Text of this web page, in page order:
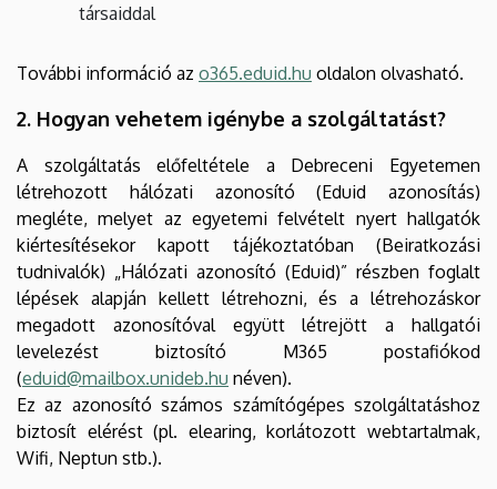
társaiddal
További információ az o365.eduid.hu oldalon olvasható.
2. Hogyan vehetem igénybe a szolgáltatást?
A szolgáltatás előfeltétele a Debreceni Egyetemen
létrehozott hálózati azonosító (Eduid azonosítás)
megléte, melyet az egyetemi felvételt nyert hallgatók
kiértesítésekor kapott tájékoztatóban (Beiratkozási
tudnivalók) „Hálózati azonosító (Eduid)” részben foglalt
lépések alapján kellett létrehozni, és a létrehozáskor
megadott azonosítóval együtt létrejött a hallgatói
levelezést biztosító M365 postafiókod
(eduid@mailbox.unideb.hu néven).
Ez az azonosító számos számítógépes szolgáltatáshoz
biztosít elérést (pl. elearing, korlátozott webtartalmak,
Wifi, Neptun stb.).